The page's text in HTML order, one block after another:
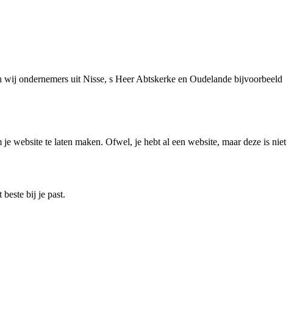
ondernemers uit Nisse, s Heer Abtskerke en Oudelande bijvoorbeeld
website te laten maken. Ofwel, je hebt al een website, maar deze is niet
bij je past.